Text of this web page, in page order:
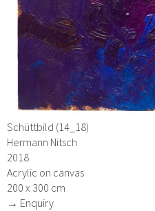
Schüttbild (14_18)
Hermann Nitsch
2018
Acrylic on canvas
200 x 300 cm
→ Enquiry